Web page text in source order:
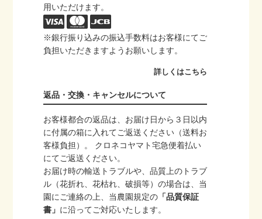
用いただけます。
※銀行振り込みの振込手数料はお客様にてご
負担いただきますようお願いします。
詳しくはこちら
返品・交換・キャンセルについて
お客様都合の返品は、お届け日から３日以内
に付属の箱に入れてご返送ください（送料お
客様負担）。 クロネコヤマト宅急便着払い
にてご返送ください。
お届け時の輸送トラブルや、品質上のトラブ
ル（花折れ、花枯れ、破損等）の場合は、当
園にご連絡の上、当農園規定の 「品質保証
書」 に沿ってご対応いたします。